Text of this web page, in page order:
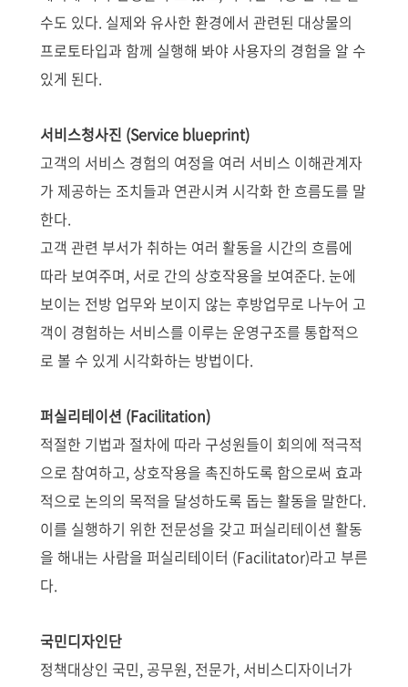
수도 있다. 실제와 유사한 환경에서 관련된 대상물의
프로토타입과 함께 실행해 봐야 사용자의 경험을 알 수
있게 된다.
서비스청사진 (Service blueprint)
고객의 서비스 경험의 여정을 여러 서비스 이해관계자
가 제공하는 조치들과 연관시켜 시각화 한 흐름도를 말
한다.
고객 관련 부서가 취하는 여러 활동을 시간의 흐름에
따라 보여주며, 서로 간의 상호작용을 보여준다. 눈에
보이는 전방 업무와 보이지 않는 후방업무로 나누어 고
객이 경험하는 서비스를 이루는 운영구조를 통합적으
로 볼 수 있게 시각화하는 방법이다.
퍼실리테이션 (Facilitation)
적절한 기법과 절차에 따라 구성원들이 회의에 적극적
으로 참여하고, 상호작용을 촉진하도록 함으로써 효과
적으로 논의의 목적을 달성하도록 돕는 활동을 말한다.
이를 실행하기 위한 전문성을 갖고 퍼실리테이션 활동
을 해내는 사람을 퍼실리테이터 (Facilitator)라고 부른
다.
국민디자인단
정책대상인 국민, 공무원, 전문가, 서비스디자이너가